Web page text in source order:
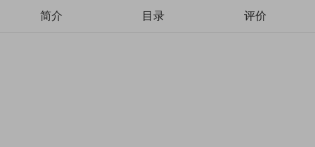
简介 目录 评价